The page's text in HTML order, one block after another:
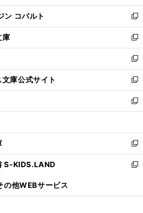
開
く
ウ
で
開
く
ン
ド
ウ
で
開
く
ウ
ィ
ン
ド
ウ
で
開
く
ン コバルト
新
し
い
ウ
ィ
ン
ド
ウ
で
開
庫
新
し
い
ウ
ィ
ン
ド
ウ
開
く
新
し
い
ウ
ィ
ン
ウ
で
開
く
庫公式サイト
新
し
い
ウ
ン
ド
ウ
で
新
し
ウ
ィ
ン
ド
開
新
し
い
ン
S-KIDS.LAND
新
ウ
の他WEBサービス